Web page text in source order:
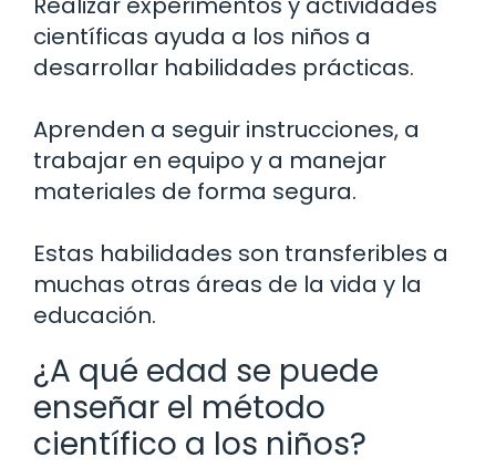
científicas ayuda a los niños a
desarrollar habilidades prácticas.
Aprenden a seguir instrucciones, a
trabajar en equipo y a manejar
materiales de forma segura.
Estas habilidades son transferibles a
muchas otras áreas de la vida y la
educación.
¿A qué edad se puede
enseñar el método
científico a los niños?